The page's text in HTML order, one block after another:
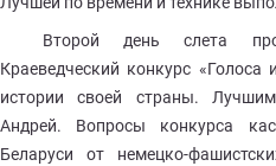
Второй день слета
Краеведческий конкурс «Голоса
истории своей страны.
Андрей. Вопросы конкурса
Беларуси от немецко-